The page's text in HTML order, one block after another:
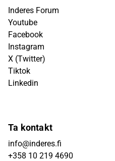
Inderes Forum
Youtube
Facebook
Instagram
X (Twitter)
Tiktok
Linkedin
Ta kontakt
info@inderes.fi
+358 10 219 4690